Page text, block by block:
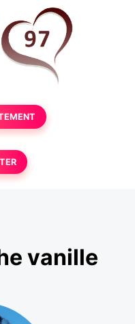
vanille